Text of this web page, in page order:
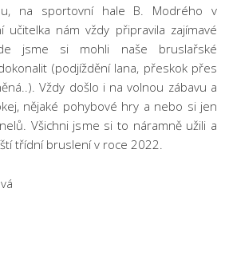
na sportovní hale B. Modrého v
učitelka nám vždy připravila zajímavé
jsme si mohli naše bruslařské
(podjíždění lana, přeskok přes
Vždy došlo i na volnou zábavu a
nějaké pohybové hry a nebo si jen
Všichni jsme si to náramně užili a
třídní bruslení v roce 2022.